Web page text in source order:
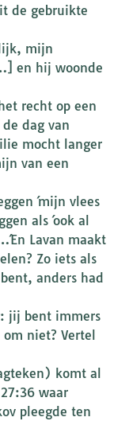
de gebruikte
mijn
en hij woonde
recht op een
dag van
mocht langer
van een
´mijn vlees
als ´ook al
Lavan maakt
Zo iets als
anders had
jij bent immers
niet? Vertel
komt al
waar
pleegde ten